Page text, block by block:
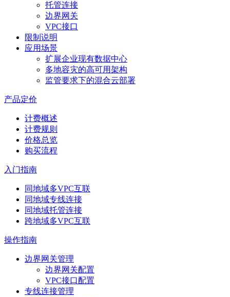
托管连接
边界网关
VPC接口
限制说明
应用场景
扩展企业现有数据中心
多地容灾的高可用架构
监管要求下的混合云部署
产品定价
计费概述
计费规则
价格总览
购买流程
入门指南
同地域多VPC互联
同地域专线连接
同地域托管连接
跨地域多VPC互联
操作指南
边界网关管理
边界网关配置
VPC接口配置
专线连接管理